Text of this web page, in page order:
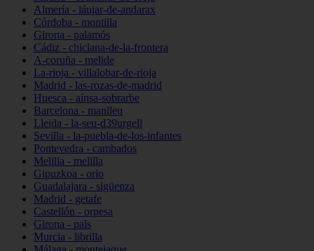
Almería - láujar-de-andarax
Córdoba - montilla
Girona - palamós
Cádiz - chiclana-de-la-frontera
A-coruña - melide
La-rioja - villalobar-de-rioja
Madrid - las-rozas-de-madrid
Huesca - aínsa-sobrarbe
Barcelona - manlleu
Lleida - la-seu-d39urgell
Sevilla - la-puebla-de-los-infantes
Pontevedra - cambados
Melilla - melilla
Gipuzkoa - orio
Guadalajara - sigüenza
Madrid - getafe
Castellón - orpesa
Girona - pals
Murcia - librilla